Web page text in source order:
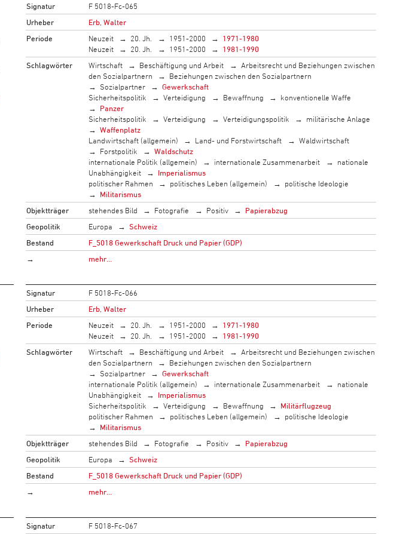
Signatur
F 5018-Fc-065
Urheber
Erb, Walter
Periode
Neuzeit 20. Jh. 1951-2000
1971-1980
Neuzeit
20. Jh. 1951-2000
1981-1990
Schlagwörter
Wirtschaft Beschäftigung und Arbeit
Arbeitsrecht und Beziehungen zwischen
den Sozialpartnern
Beziehungen zwischen den Sozialpartnern
Sozialpartner
Gewerkschaft
Sicherheitspolitik
Verteidigung Bewaffnung
konventionelle Waffe
Panzer
Sicherheitspolitik
Verteidigung Verteidigungspolitik
militärische Anlage
Waffenplatz
Landwirtschaft (allgemein)
Land- und Forstwirtschaft
Waldwirtschaft
Forstpolitik
Waldschutz
internationale Politik (allgemein)
internationale Zusammenarbeit
nationale
Unabhängigkeit
Imperialismus
politischer Rahmen
politisches Leben (allgemein)
politische Ideologie
Militarismus
Objektträger
stehendes Bild Fotografie Positiv
Papierabzug
Geopolitik
Europa
Schweiz
Bestand
F_5018 Gewerkschaft Druck und Papier (GDP)
→
mehr…
Signatur
F 5018-Fc-066
Urheber
Erb, Walter
Periode
Neuzeit 20. Jh. 1951-2000
1971-1980
Neuzeit
20. Jh. 1951-2000
1981-1990
Schlagwörter
Wirtschaft Beschäftigung und Arbeit
Arbeitsrecht und Beziehungen zwischen
den Sozialpartnern
Beziehungen zwischen den Sozialpartnern
Sozialpartner
Gewerkschaft
internationale Politik (allgemein)
internationale Zusammenarbeit
nationale
Unabhängigkeit
Imperialismus
Sicherheitspolitik
Verteidigung Bewaffnung
Militärflugzeug
politischer Rahmen
politisches Leben (allgemein)
politische Ideologie
Militarismus
Objektträger
stehendes Bild Fotografie Positiv
Papierabzug
Geopolitik
Europa
Schweiz
Bestand
F_5018 Gewerkschaft Druck und Papier (GDP)
→
mehr…
Signatur F 5018-Fc-067